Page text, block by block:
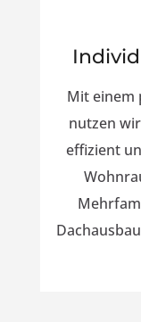
Mit einem
nutzen
effizient